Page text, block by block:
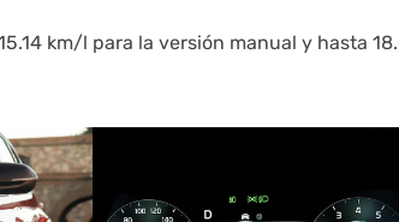
km/l para la versión manual y hasta